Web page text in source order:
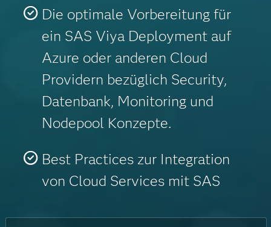
Die optimale Vorbereitung für
ein SAS Viya Deployment auf
Azure oder anderen Cloud
Providern bezüglich Security,
Datenbank, Monitoring und
Nodepool Konzepte.
Best Practices zur Integration
von Cloud Services mit SAS